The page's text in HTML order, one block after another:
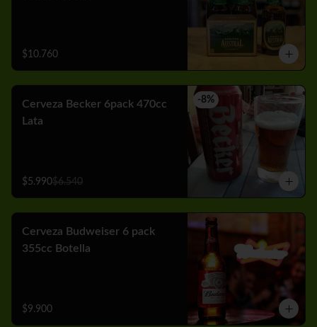
$10.760
-8%
Cerveza Becker 6pack 470cc
Lata
$5.990$6.540
Cerveza Budweiser 6 pack
355cc Botella
$9.900